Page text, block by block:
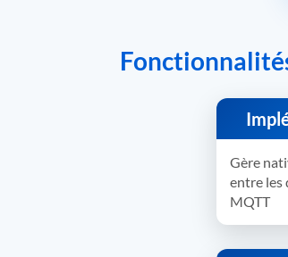
Gère
entre les
MQTT